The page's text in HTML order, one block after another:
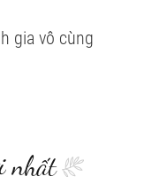
gia vô cùng
nhất